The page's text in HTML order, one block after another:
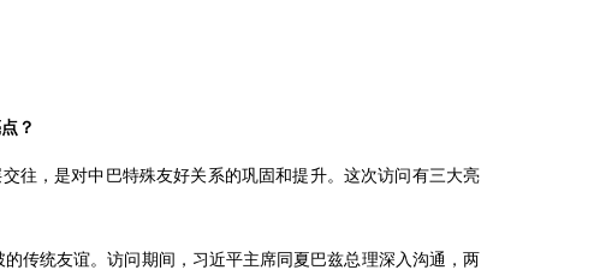
？
往，是对中巴特殊友好关系的巩固和提升。这次访问有三大亮
传统友谊。访问期间，习近平主席同夏巴兹总理深入沟通，两